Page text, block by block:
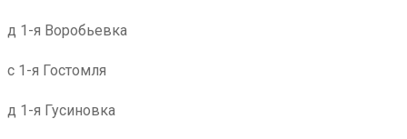
д 1-я Воробьевка
с 1-я Гостомля
д 1-я Гусиновка